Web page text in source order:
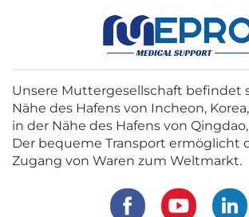
Unsere Muttergesellschaft befindet
Nähe des Hafens von Incheon,
in der Nähe des Hafens von
Der bequeme Transport ermöglicht
Zugang von Waren zum Weltmarkt.